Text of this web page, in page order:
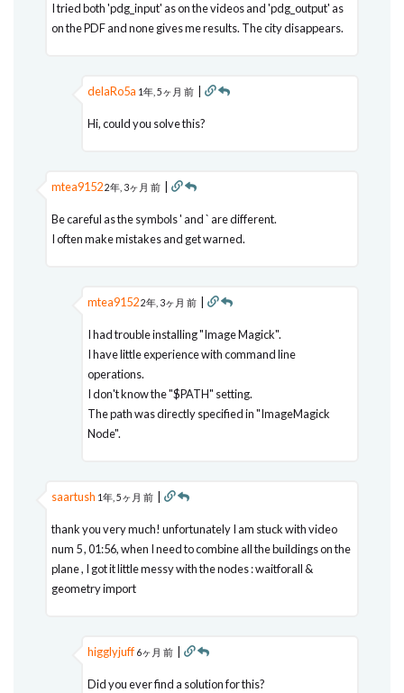
I tried both 'pdg_input' as on the videos and 'pdg_output' as
on the PDF and none gives me results. The city disappears.
delaRo5a 1年, 5ヶ月 前 |
Hi, could you solve this?
mtea91522年, 3ヶ月 前 |
Be careful as the symbols ' and ` are different.
I often make mistakes and get warned.
mtea91522年, 3ヶ月 前 |
I had trouble installing "Image Magick".
I have little experience with command line
operations.
I don't know the "$PATH" setting.
The path was directly specified in "ImageMagick
Node".
saartush 1年, 5ヶ月 前 |
thank you very much! unfortunately I am stuck with video
num 5 , 01:56, when I need to combine all the buildings on the
plane , I got it little messy with the nodes : waitforall &
geometry import
higglyjuff 6ヶ月 前 |
Did you ever find a solution for this?